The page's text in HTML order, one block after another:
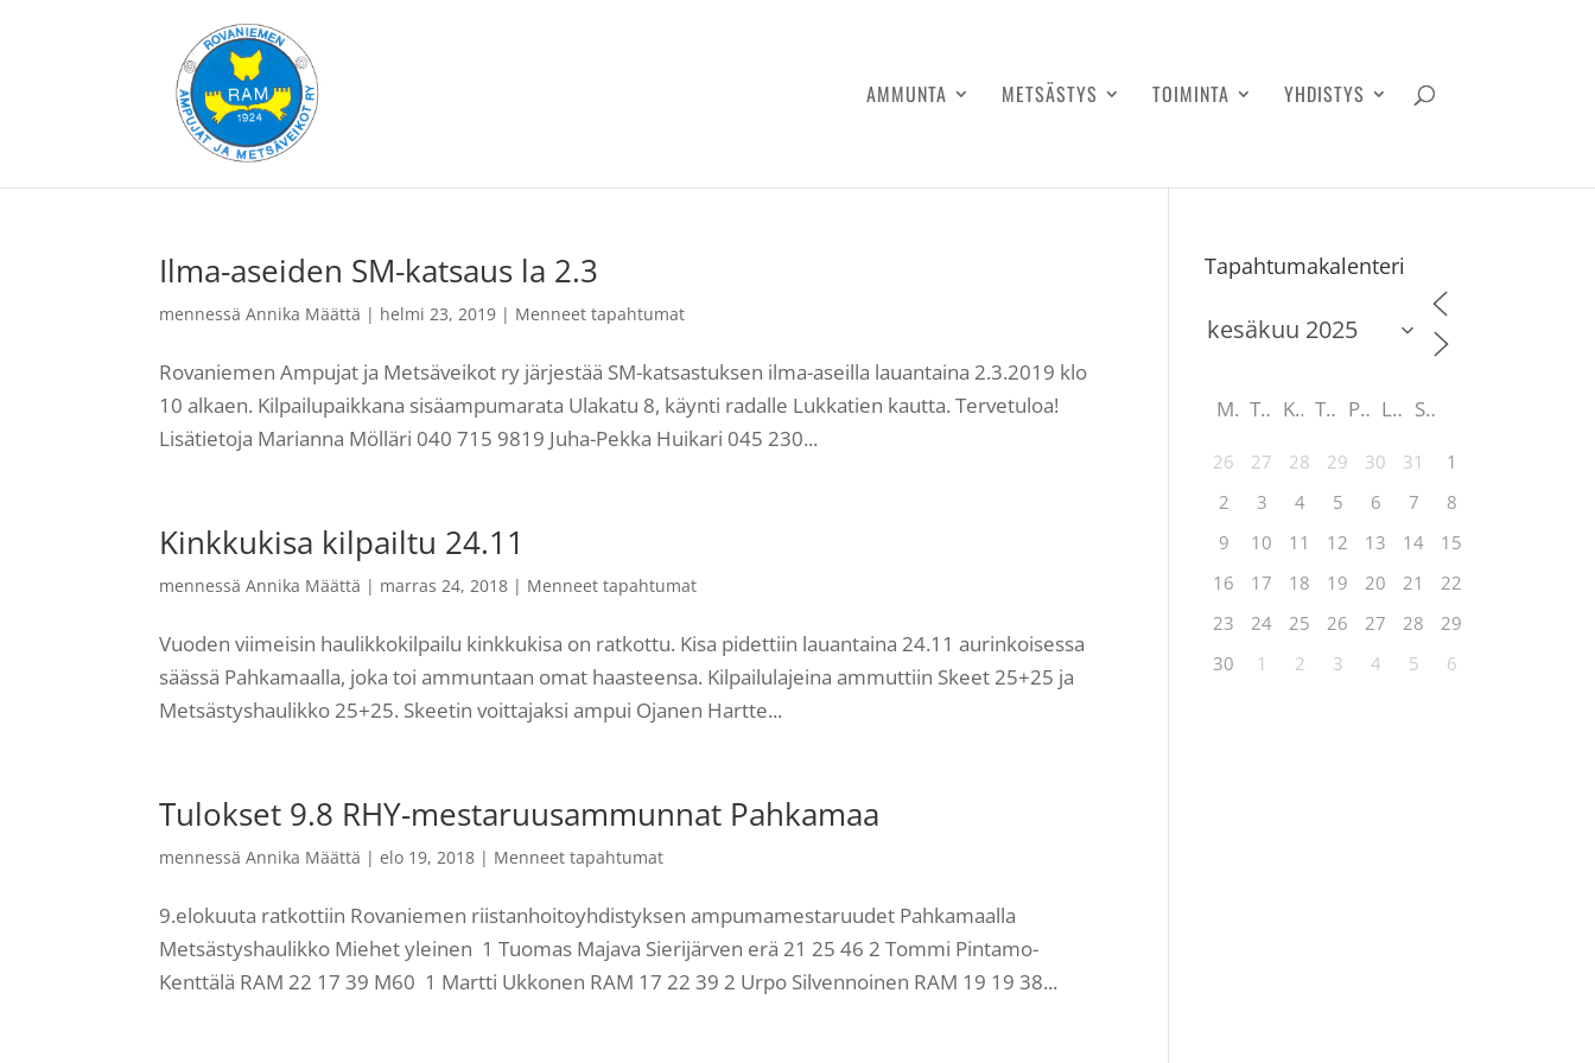
AMMUNTA METSÄSTYS TOIMINTA YHDISTYS
Ilma-aseiden SM-katsaus la 2.3
mennessäAnnika Määttä | helmi 23, 2019 | Menneet tapahtumat
Rovaniemen Ampujat ja Metsäveikot ry järjestää SM-katsastuksen ilma-aseilla lauantaina 2.3.2019 klo
10 alkaen. Kilpailupaikkana sisäampumarata Ulakatu 8, käynti radalle Lukkatien kautta. Tervetuloa!
Lisätietoja Marianna Mölläri 040 715 9819 Juha-Pekka Huikari 045 230...
Kinkkukisa kilpailtu 24.11
mennessäAnnika Määttä | marras 24, 2018 | Menneet tapahtumat
Vuoden viimeisin haulikkokilpailu kinkkukisa on ratkottu. Kisa pidettiin lauantaina 24.11 aurinkoisessa
säässä Pahkamaalla, joka toi ammuntaan omat haasteensa. Kilpailulajeina ammuttiin Skeet 25+25 ja
Metsästyshaulikko 25+25. Skeetin voittajaksi ampui Ojanen Hartte...
Tulokset 9.8 RHY-mestaruusammunnat Pahkamaa
mennessäAnnika Määttä |elo 19, 2018 | Menneet tapahtumat
9.elokuuta ratkottiin Rovaniemen riistanhoitoyhdistyksen ampumamestaruudet Pahkamaalla
Metsästyshaulikko Miehet yleinen 1 Tuomas Majava Sierijärven erä 21 25 46 2 Tommi Pintamo-
Kenttälä RAM 22 17 39 M60 1 Martti Ukkonen RAM 17 22 39 2 Urpo Silvennoinen RAM 19 19 38...
Tapahtumakalenteri
M T K T P L S
26 27 28 29 30 31
1
2
3 4 5 6 7
8
9
10 11 12 13 14
15
16
17 18 19 20 21
22
23
24 25 26 27 28
29
30
1 2 3 4 5 6